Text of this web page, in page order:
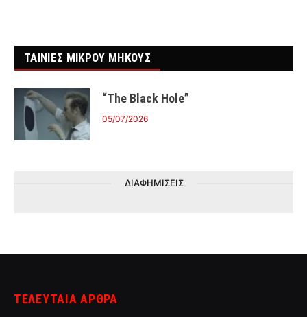
ΤΑΙΝΙΕΣ ΜΙΚΡΟΥ ΜΗΚΟΥΣ
“The Black Hole”
05/07/2026
ΔΙΑΦΗΜΙΣΕΙΣ
ΤΕΛΕΥΤΑΙΑ ΑΡΘΡΑ